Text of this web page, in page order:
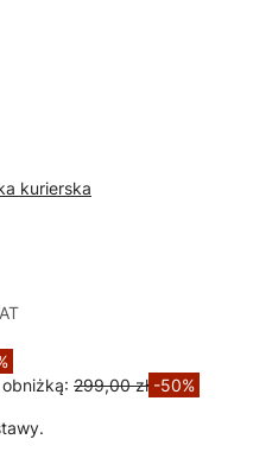
kurierska
299,00 zł -50%